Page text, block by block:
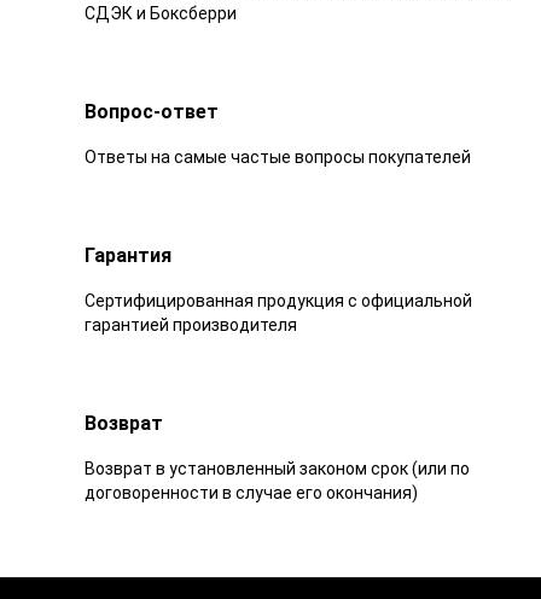
СДЭК и Боксберри
Вопрос-ответ
Ответы на самые частые вопросы покупателей
Гарантия
Сертифицированная продукция с официальной
гарантией производителя
Возврат
Возврат в установленный законом срок (или по
договоренности в случае его окончания)